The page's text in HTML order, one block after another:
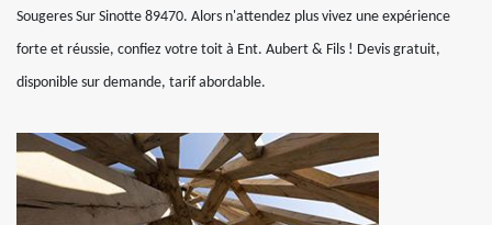
Sougeres Sur Sinotte 89470. Alors n'attendez plus vivez une expérience
forte et réussie, confiez votre toit à Ent. Aubert & Fils ! Devis gratuit,
disponible sur demande, tarif abordable.